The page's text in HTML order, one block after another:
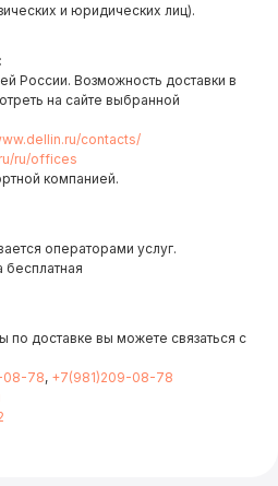
и юридических лиц).
России. Возможность доставки в
на сайте выбранной
contacts/
ru/offices
компанией.
операторами услуг.
бесплатная
по доставке вы можете связаться с
08-78, +7(981)209-08-78